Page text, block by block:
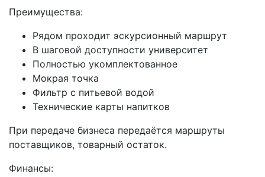
Преимущества:
Рядом проходит эскурсионный маршрут
В шаговой доступности университет
Пoлнocтью укомплектованное
Мокрая точка
Фильтр с питьевой водой
Технические карты напитков
При передаче бизнеса передаётся маршруты
поставщиков, товарный остаток.
Финансы: